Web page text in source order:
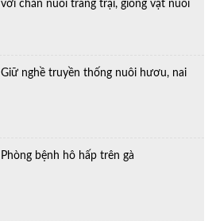
với chăn nuôi trang trại, giống vật nuôi
Giữ nghề truyền thống nuôi hươu, nai
Phòng bệnh hô hấp trên gà